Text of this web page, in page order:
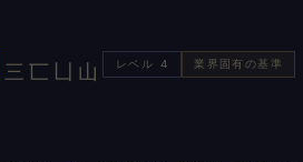
三匸凵山 レベル 4 業界固有の基準